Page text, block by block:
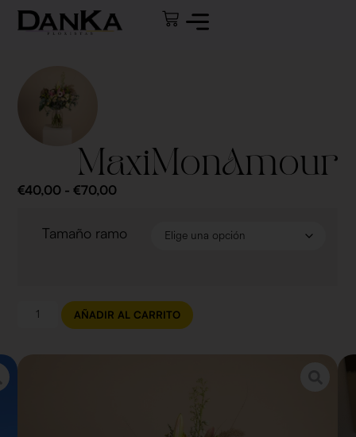
MaxiMonAmour
€40,00 - €70,00
Tamaño ramo
AÑADIR AL CARRITO